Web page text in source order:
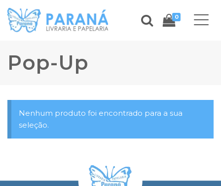
0
Pop-Up
Nenhum produto foi encontrado para a sua
seleção.